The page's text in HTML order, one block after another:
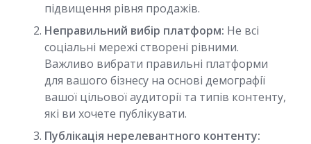
підвищення рівня продажів.
Неправильний вибір платформ: Не всі
соціальні мережі створені рівними.
Важливо вибрати правильні платформи
для вашого бізнесу на основі демографії
вашої цільової аудиторії та типів контенту,
які ви хочете публікувати.
Публікація нерелевантного контенту: